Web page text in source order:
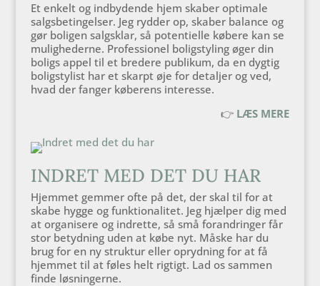
Et enkelt og indbydende hjem skaber optimale
salgsbetingelser. Jeg rydder op, skaber balance og
gør boligen salgsklar, så potentielle købere kan se
mulighederne. Professionel boligstyling øger din
boligs appel til et bredere publikum, da en dygtig
boligstylist har et skarpt øje for detaljer og ved,
hvad der fanger køberens interesse.
👉 LÆS MERE
INDRET MED DET DU HAR
Hjemmet gemmer ofte på det, der skal til for at
skabe hygge og funktionalitet. Jeg hjælper dig med
at organisere og indrette, så små forandringer får
stor betydning uden at købe nyt. Måske har du
brug for en ny struktur eller oprydning for at få
hjemmet til at føles helt rigtigt. Lad os sammen
finde løsningerne.